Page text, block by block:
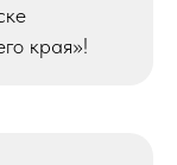
края»!